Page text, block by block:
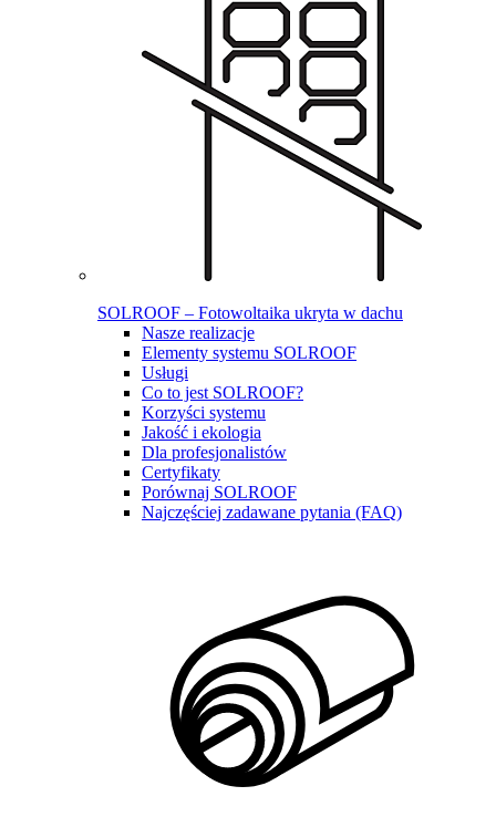
SOLROOF – Fotowoltaika ukryta w dachu
Nasze realizacje
Elementy systemu SOLROOF
Usługi
Co to jest SOLROOF?
Korzyści systemu
Jakość i ekologia
Dla profesjonalistów
Certyfikaty
Porównaj SOLROOF
Najczęściej zadawane pytania (FAQ)